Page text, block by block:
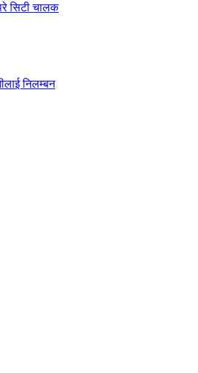
सिटी चालक
निलम्बन